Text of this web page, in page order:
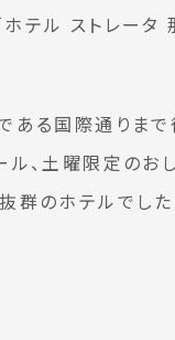
テル ストレータ
ある国際通りま
ル、土曜限定の
群のホテルでした